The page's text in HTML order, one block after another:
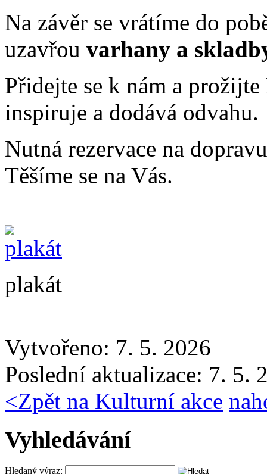
Na závěr se vrátíme do
uzavřou varhany a
Přidejte se k nám a
inspiruje a dodává odvahu.
Nutná rezervace na
Těšíme se na Vás.
plakát
Vytvořeno: 7. 5. 2026
Poslední aktualizace: 7. 5.
<Zpět na Kulturní akce
Vyhledávání
Hledaný výraz: